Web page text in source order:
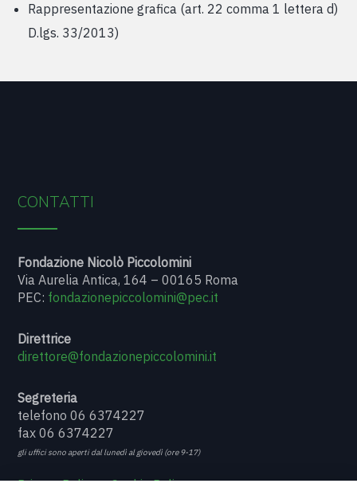
Rappresentazione grafica (art. 22 comma 1 lettera d)
D.lgs. 33/2013)
CONTATTI
Fondazione Nicolò Piccolomini
Via Aurelia Antica, 164 – 00165 Roma
PEC: fondazionepiccolomini@pec.it
Direttrice
direttore@fondazionepiccolomini.it
Segreteria
telefono 06 6374227
fax 06 6374227
gli uffici sono aperti dal lunedì al giovedì (ore 9-17)
Privacy Policy–Cookie Policy